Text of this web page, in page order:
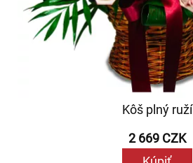
Kôš plný ruží
2 669 CZK